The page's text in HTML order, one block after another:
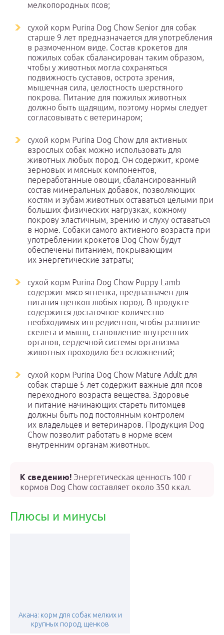
мелкопородных псов;
сухой корм Purina Dog Chow Senior для собак
старше 9 лет предназначается для употребления
в размоченном виде. Состав крокетов для
пожилых собак сбалансирован таким образом,
чтобы у животных могла сохраняться
подвижность суставов, острота зрения,
мышечная сила, целостность шерстяного
покрова. Питание для пожилых животных
должно быть щадящим, поэтому нормы следует
согласовывать с ветеринаром;
сухой корм Purina Dog Chow для активных
взрослых собак можно использовать для
животных любых пород. Он содержит, кроме
зерновых и мясных компонентов,
переработанные овощи, сбалансированный
состав минеральных добавок, позволяющих
костям и зубам животных оставаться целыми при
больших физических нагрузках, кожному
покрову эластичным, зрению и слуху оставаться
в норме. Собаки самого активного возраста при
употреблении крокетов Dog Chow будут
обеспечены питанием, покрывающим
их энергетические затраты;
сухой корм Purina Dog Chow Puppy Lamb
содержит мясо ягненка, предназначен для
питания щенков любых пород. В продукте
содержится достаточное количество
необходимых ингредиентов, чтобы развитие
скелета и мышц, становление внутренних
органов, сердечной системы организма
животных проходило без осложнений;
сухой корм Purina Dog Chow Mature Adult для
собак старше 5 лет содержит важные для псов
переходного возраста вещества. Здоровье
и питание начинающих стареть питомцев
должны быть под постоянным контролем
их владельцев и ветеринаров. Продукция Dog
Chow позволит работать в норме всем
внутренним органам животных.
К сведению! Энергетическая ценность 100 г
кормов Dog Chow составляет около 350 ккал.
Плюсы и минусы
Акана: корм для собак мелких и
крупных пород, щенков